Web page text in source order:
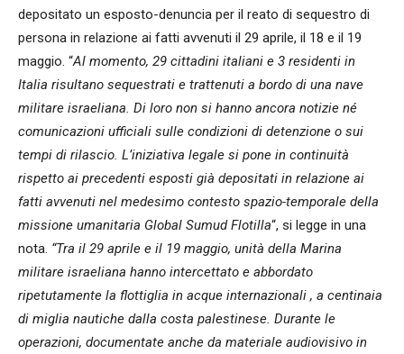
depositato un esposto-denuncia per il reato di sequestro di
persona in relazione ai fatti avvenuti il 29 aprile, il 18 e il 19
maggio. “Al momento, 29 cittadini italiani e 3 residenti in
Italia risultano sequestrati e trattenuti a bordo di una nave
militare israeliana. Di loro non si hanno ancora notizie né
comunicazioni ufficiali sulle condizioni di detenzione o sui
tempi di rilascio. L’iniziativa legale si pone in continuità
rispetto ai precedenti esposti già depositati in relazione ai
fatti avvenuti nel medesimo contesto spazio-temporale della
missione umanitaria Global Sumud Flotilla“, si legge in una
nota. “Tra il 29 aprile e il 19 maggio, unità della Marina
militare israeliana hanno intercettato e abbordato
ripetutamente la flottiglia in acque internazionali , a centinaia
di miglia nautiche dalla costa palestinese. Durante le
operazioni, documentate anche da materiale audiovisivo in